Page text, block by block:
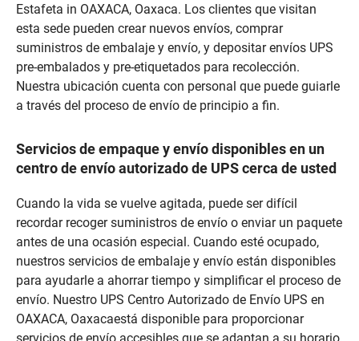
Estafeta in OAXACA, Oaxaca. Los clientes que visitan
esta sede pueden crear nuevos envíos, comprar
suministros de embalaje y envío, y depositar envíos UPS
pre-embalados y pre-etiquetados para recolección.
Nuestra ubicación cuenta con personal que puede guiarle
a través del proceso de envío de principio a fin.
Servicios de empaque y envío disponibles en un
centro de envío autorizado de UPS cerca de usted
Cuando la vida se vuelve agitada, puede ser difícil
recordar recoger suministros de envío o enviar un paquete
antes de una ocasión especial. Cuando esté ocupado,
nuestros servicios de embalaje y envío están disponibles
para ayudarle a ahorrar tiempo y simplificar el proceso de
envío. Nuestro UPS Centro Autorizado de Envío UPS en
OAXACA, Oaxacaestá disponible para proporcionar